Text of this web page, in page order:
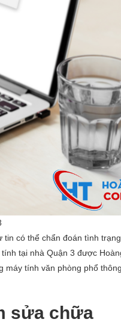
có thể chẩn đoán tình
tại nhà Quận 3 được
máy tính văn phòng phổ
sửa chữa